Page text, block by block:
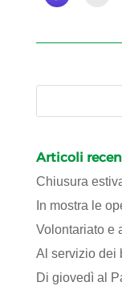
Articoli
Chiusura
In mostra le
Volontariato e
Al servizio dei
Di giovedì al